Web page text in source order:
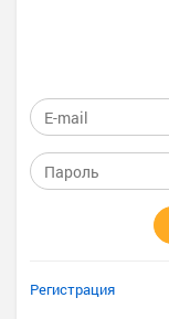
Регистрация